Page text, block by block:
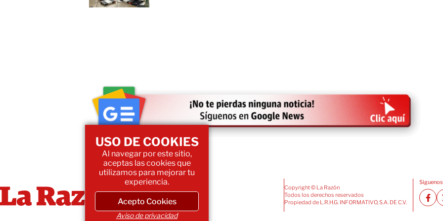
Copyright © La Razón
Todos los derechos reservados
Propiedad de L.R.H.G. INFORMATIVO, S.A. DE C.V.
USO DE COOKIES
Al navegar por este sitio,
aceptas las cookies que
utilizamos para mejorar tu
experiencia.
Acepto Cookies
Aviso de privacidad